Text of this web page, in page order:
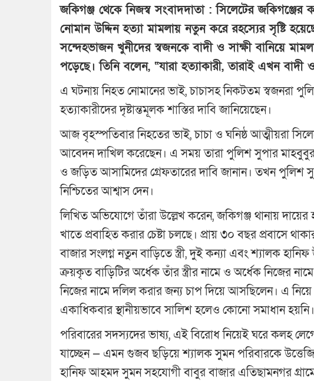
জকিগঞ্জ থেকে নিজস্ব সংবাদদাতা : সিলেটের
নোমান উদ্দিন হত্যা মামলায় নতুন করে রহস্যের সৃষ্টি
সন্দেহভাজন খুনীদের স্বজনকে বাদী ও সাক্ষী বানিয়ে
পড়েছে। তিনি বলেন, “যারা হত্যাকারী, তারাই এখন বাদী
এ ঘটনায় নিহত নোমানের ভাই, চাচাসহ নিকটতম স্বজনরা
হত্যাকারীদের দৃষ্টান্তমূলক শাস্তির দাবি জানিয়েছেন।
আজ বৃহস্পতিবার নিহতের ভাই, চাচা ও ঘনিষ্ঠ আত্মীয়রা
আবেদন দাখিল করেছেন। এ সময় তারা পুলিশ সুপার মাহবুবুর
ও জড়িত আসামিদের গ্রেফতারের দাবি জানান। তখন পুলিশ
নিশ্চিতের আশ্বাস দেন।
লিখিত অভিযোগে তাঁরা উল্লেখ করেন, জকিগঞ্জ থানায় দায়ের
খাতে প্রবাহিত করার চেষ্টা চলছে। প্রায় ৩০ বছর প্রবাসে
বাজার সংলগ্ন নতুন বাড়িতে স্ত্রী, দুই কন্যা এবং শ্যালক
ক্রয়কৃত বাড়িটির অর্ধেক তাঁর স্ত্রীর নামে ও অর্ধেক নিজের
নিজের নামে দলিল করার জন্য চাপ দিয়ে আসছিলেন। এ
একাধিকবার স্থানীয়ভাবে সালিশ হলেও কোনো সমাধান হয়নি।
পরিবারের সদস্যদের ভাষ্য, এই বিরোধ নিয়েই ঘরে কলহ
যাচ্ছেন — এমন গুজব ছড়িয়ে শ্যালক সুমন পরিবারকে
হানিফ আহমদ সুমন সহযোগী বাবুর বাজার এতিছামনগর